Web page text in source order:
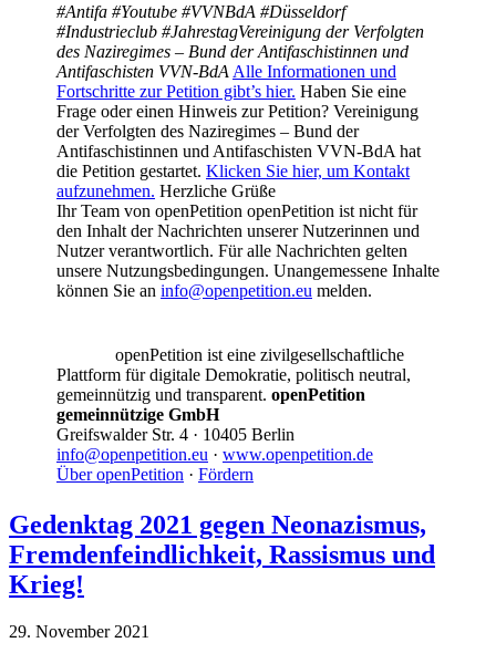
#Antifa #Youtube #VVNBdA #Düsseldorf
#Industrieclub #JahrestagVereinigung der Verfolgten
des Naziregimes – Bund der Antifaschistinnen und
Antifaschisten VVN-BdA Alle Informationen und
Fortschritte zur Petition gibt’s hier. Haben Sie eine
Frage oder einen Hinweis zur Petition? Vereinigung
der Verfolgten des Naziregimes – Bund der
Antifaschistinnen und Antifaschisten VVN-BdA hat
die Petition gestartet. Klicken Sie hier, um Kontakt
aufzunehmen. Herzliche Grüße
Ihr Team von openPetition openPetition ist nicht für
den Inhalt der Nachrichten unserer Nutzerinnen und
Nutzer verantwortlich. Für alle Nachrichten gelten
unsere Nutzungsbedingungen. Unangemessene Inhalte
können Sie an info@openpetition.eu melden.
openPetition ist eine zivilgesellschaftliche
Plattform für digitale Demokratie, politisch neutral,
gemeinnützig und transparent. openPetition
gemeinnützige GmbH
Greifswalder Str. 4 · 10405 Berlin
info@openpetition.eu · www.openpetition.de
Über openPetition · Fördern
Gedenktag 2021 gegen Neonazismus,
Fremdenfeindlichkeit, Rassismus und
Krieg!
29. November 2021